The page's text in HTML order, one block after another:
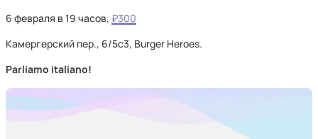
6 февраля в 19 часов, ₽300
Камергерский пер., 6/5с3, Burger Heroes.
Parliamo italiano!